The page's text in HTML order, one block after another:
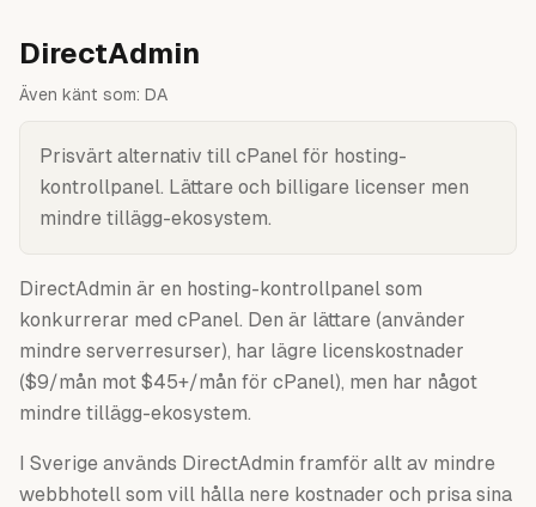
DirectAdmin
Även känt som: DA
Prisvärt alternativ till cPanel för hosting-
kontrollpanel. Lättare och billigare licenser men
mindre tillägg-ekosystem.
DirectAdmin är en hosting-kontrollpanel som
konkurrerar med cPanel. Den är lättare (använder
mindre serverresurser), har lägre licenskostnader
($9/mån mot $45+/mån för cPanel), men har något
mindre tillägg-ekosystem.
I Sverige används DirectAdmin framför allt av mindre
webbhotell som vill hålla nere kostnader och prisa sina